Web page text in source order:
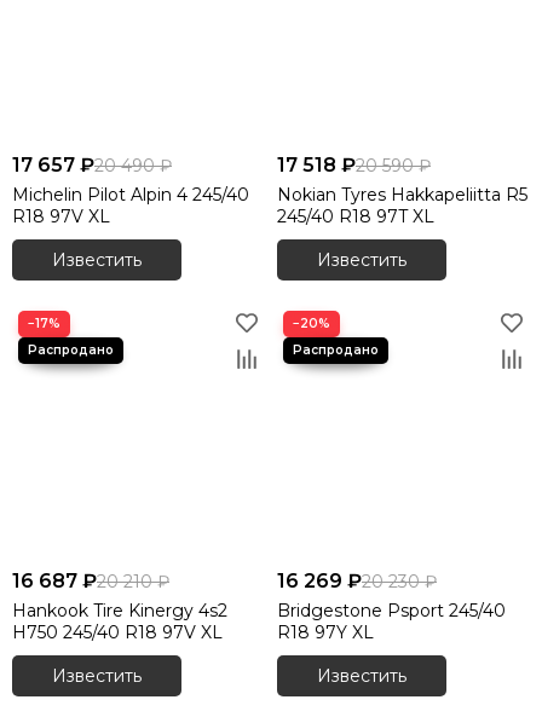
17 657 ₽20 490 ₽
Michelin Pilot Alpin 4 245/40
R18 97V XL
Известить
17 518 ₽20 590 ₽
Nokian Tyres Hakkapeliitta R5
245/40 R18 97T XL
Известить
−17%
16 687 ₽20 210 ₽
Hankook Tire Kinergy 4s2
H750 245/40 R18 97V XL
Известить
−20%
16 269 ₽20 230 ₽
Bridgestone Psport 245/40
R18 97Y XL
Известить